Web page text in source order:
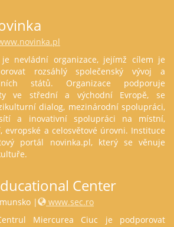
je nevládní organizace, jejímž cílem je
rozsáhlý společenský vývoj a
států. Organizace podporuje
ve střední a východní Evropě, se
dialog, mezinárodní spolupráci,
a inovativní spolupráci na místní,
evropské a celosvětové úrovni. Instituce
portál novinka.pl, který se věnuje
Center
|
www.sec.ro
Miercurea Ciuc je podporovat